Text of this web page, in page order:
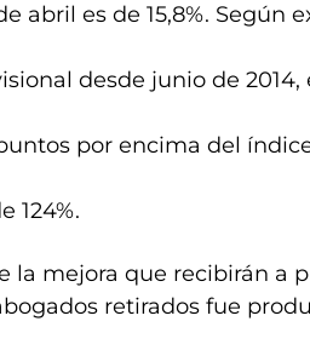
abril es de 15,8%. Según
desde junio de
por encima del
124%.
la mejora que recibirán a
retirados fue